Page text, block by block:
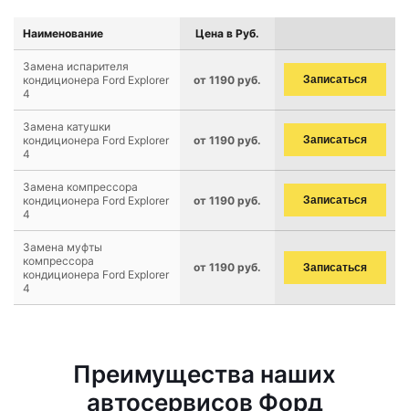
Наименование Цена в Руб.
Замена испарителя
кондиционера Ford Explorer
4
от 1190 руб. Записаться
Замена катушки
кондиционера Ford Explorer
4
от 1190 руб. Записаться
Замена компрессора
кондиционера Ford Explorer
4
от 1190 руб. Записаться
Замена муфты
компрессора
кондиционера Ford Explorer
4
от 1190 руб. Записаться
Преимущества наших
автосервисов Форд